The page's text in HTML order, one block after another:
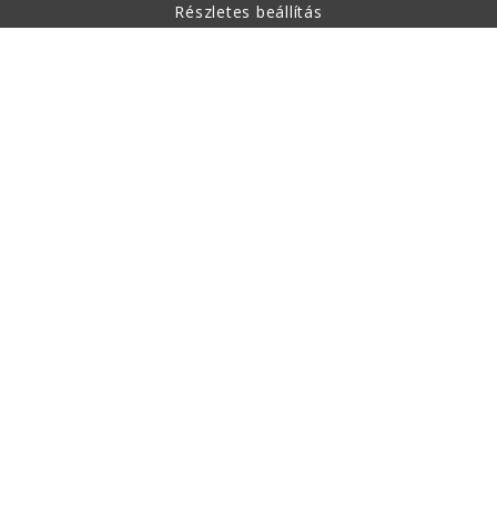
Részletes beállítás